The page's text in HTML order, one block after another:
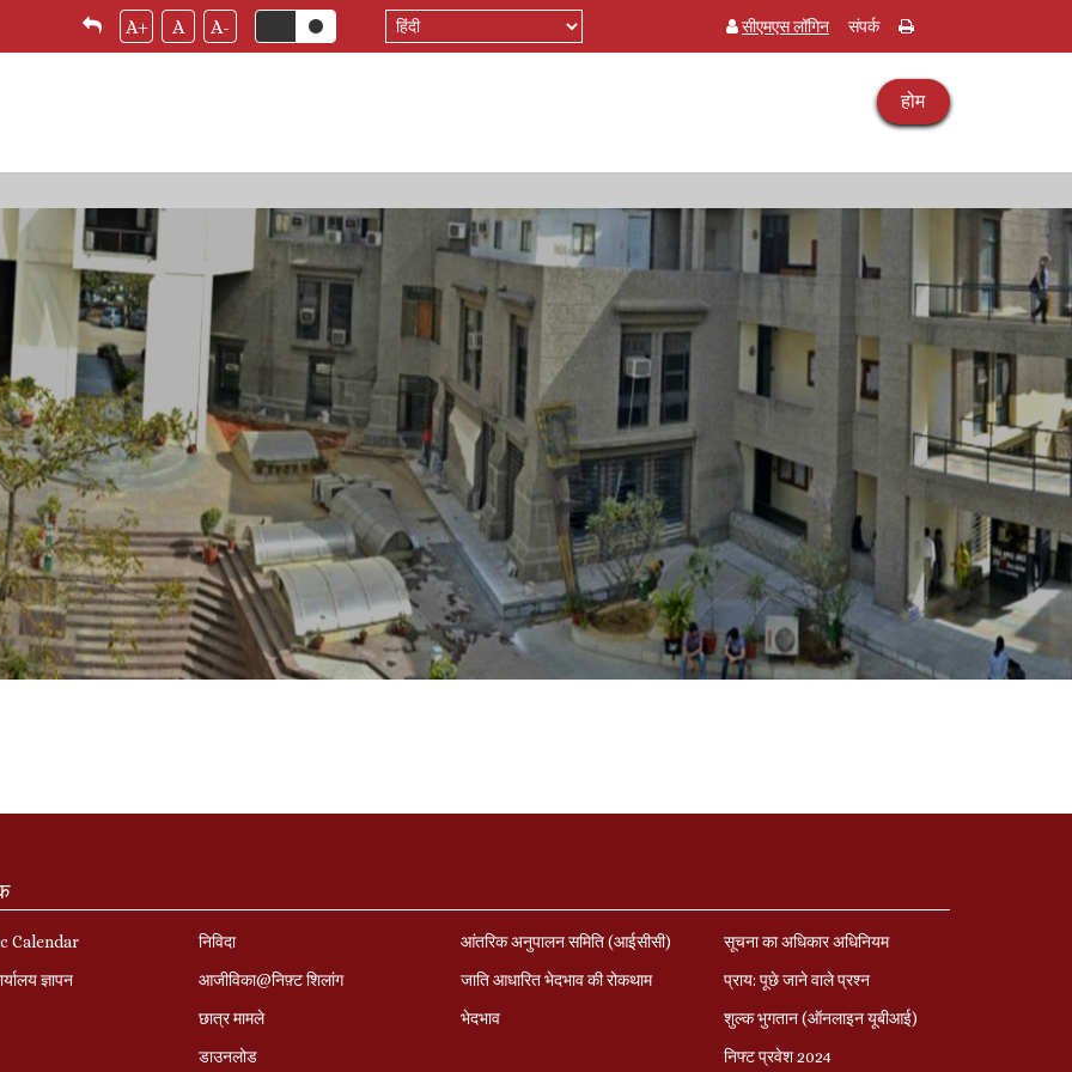
A+ A A-
Select
your
सीएमएस लॉगिन संपर्क
होम
Calendar
ज्ञापन
निविदा
आजीविका@निफ़्ट शिलांग
छात्र मामले
डाउनलोड
आंतरिक अनुपालन समिति (आईसीसी)
जाति आधारित भेदभाव की रोकथाम
भेदभाव
सूचना का अधिकार अधिनियम
प्राय: पूछे जाने वाले प्रश्‍न
शुल्क भुगतान (ऑनलाइन यूबीआई)
निफ्ट प्रवेश 2024